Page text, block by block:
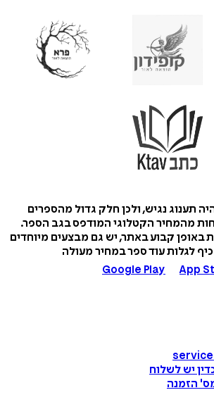
נגיש, ולכן חלק גדול מהספרים
הקטלוגי המודפס בגב הספר.
קבוע באתר, יש גם מבצעים מיוחדים
עוד ספר במחיר מעולה
Google Play
לשלוח